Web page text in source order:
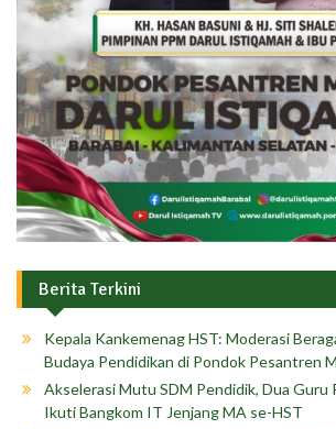
Berita Terkini
Kepala Kankemenag HST: Moderasi
Budaya Pendidikan di Pondok Pesantren
Akselerasi Mutu SDM Pendidik, Dua Guru
Ikuti Bangkom IT Jenjang MA se-HST